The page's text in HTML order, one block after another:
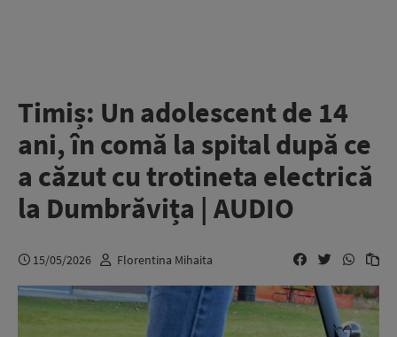
Timiș: Un adolescent de 14
ani, în comă la spital după ce
a căzut cu trotineta electrică
la Dumbrăvița | AUDIO
15/05/2026 Florentina Mihaita